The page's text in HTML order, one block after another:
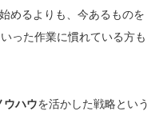
めるよりも、今あるものを
った作業に慣れている方も
ウハウを活かした戦略という